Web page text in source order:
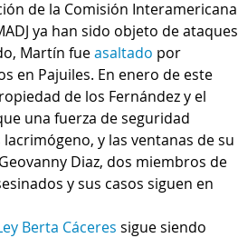
de la Comisión Interamericana
ya han sido objeto de ataques
Martín fue asaltado por
en Pajuiles. En enero de este
de los Fernández y el
una fuerza de seguridad
y las ventanas de su
Diaz, dos miembros de
y sus casos siguen en
Berta Cáceres sigue siendo